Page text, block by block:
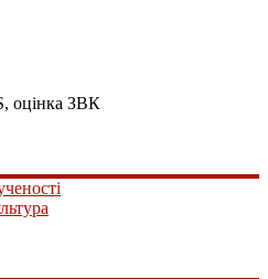
оцінка ЗВК